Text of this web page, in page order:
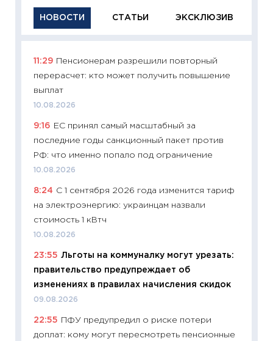
НОВОСТИ СТАТЬИ ЭКСКЛЮЗИВ
11:29
Пенсионерам разрешили повторный
перерасчет: кто может получить повышение
выплат
10.08.2026
9:16
ЕС принял самый масштабный за
последние годы санкционный пакет против
РФ: что именно попало под ограничение
10.08.2026
8:24 С 1 сентября 2026 года изменится тариф
на электроэнергию: украинцам назвали
стоимость 1 кВтч
10.08.2026
23:55 Льготы на коммуналку могут урезать:
правительство предупреждает об
изменениях в правилах начисления скидок
09.08.2026
22:55
ПФУ предупредил о риске потери
доплат: кому могут пересмотреть пенсионные